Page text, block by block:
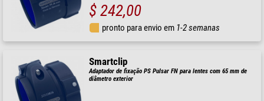
$ 242,00
pronto para envio em 1-2 semanas
Smartclip
Adaptador de fixação PS Pulsar FN para lentes com 65 mm de
diâmetro exterior